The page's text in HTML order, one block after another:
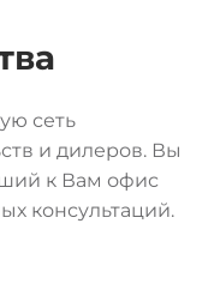
сеть
и дилеров. Вы
к Вам офис
консультаций.